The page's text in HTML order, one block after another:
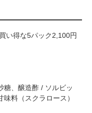
い得な5パック2,100円
糖、醸造酢 / ソルビッ
料（スクラロース）